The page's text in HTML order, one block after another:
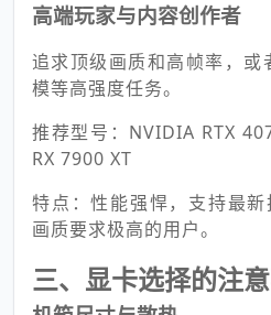
高端玩家与内容创作者
追求顶级画质和高帧率，或
模等高强度任务。
推荐型号：NVIDIA RTX
RX 7900 XT
特点：性能强悍，支持最
画质要求极高的用户。
三、显卡选择的注